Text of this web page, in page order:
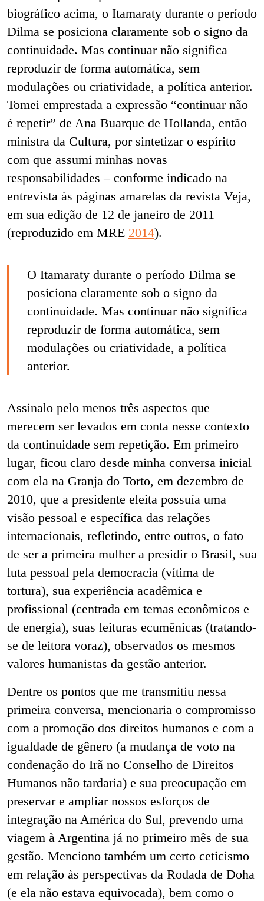
biográfico acima, o Itamaraty durante o período
Dilma se posiciona claramente sob o signo da
continuidade. Mas continuar não significa
reproduzir de forma automática, sem
modulações ou criatividade, a política anterior.
Tomei emprestada a expressão “continuar não
é repetir” de Ana Buarque de Hollanda, então
ministra da Cultura, por sintetizar o espírito
com que assumi minhas novas
responsabilidades – conforme indicado na
entrevista às páginas amarelas da revista Veja,
em sua edição de 12 de janeiro de 2011
(reproduzido em MRE 2014).
O Itamaraty durante o período Dilma se
posiciona claramente sob o signo da
continuidade. Mas continuar não significa
reproduzir de forma automática, sem
modulações ou criatividade, a política
anterior.
Assinalo pelo menos três aspectos que
merecem ser levados em conta nesse contexto
da continuidade sem repetição. Em primeiro
lugar, ficou claro desde minha conversa inicial
com ela na Granja do Torto, em dezembro de
2010, que a presidente eleita possuía uma
visão pessoal e específica das relações
internacionais, refletindo, entre outros, o fato
de ser a primeira mulher a presidir o Brasil, sua
luta pessoal pela democracia (vítima de
tortura), sua experiência acadêmica e
profissional (centrada em temas econômicos e
de energia), suas leituras ecumênicas (tratando-
se de leitora voraz), observados os mesmos
valores humanistas da gestão anterior.
Dentre os pontos que me transmitiu nessa
primeira conversa, mencionaria o compromisso
com a promoção dos direitos humanos e com a
igualdade de gênero (a mudança de voto na
condenação do Irã no Conselho de Direitos
Humanos não tardaria) e sua preocupação em
preservar e ampliar nossos esforços de
integração na América do Sul, prevendo uma
viagem à Argentina já no primeiro mês de sua
gestão. Menciono também um certo ceticismo
em relação às perspectivas da Rodada de Doha
(e ela não estava equivocada), bem como o